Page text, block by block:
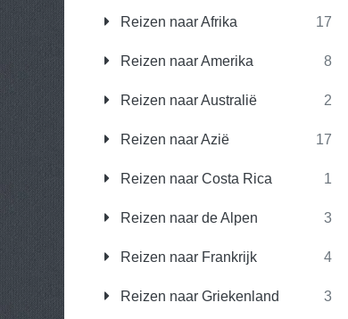
Reizen naar Afrika 17
Reizen naar Amerika 8
Reizen naar Australië 2
Reizen naar Azië 17
Reizen naar Costa Rica 1
Reizen naar de Alpen 3
Reizen naar Frankrijk 4
Reizen naar Griekenland 3